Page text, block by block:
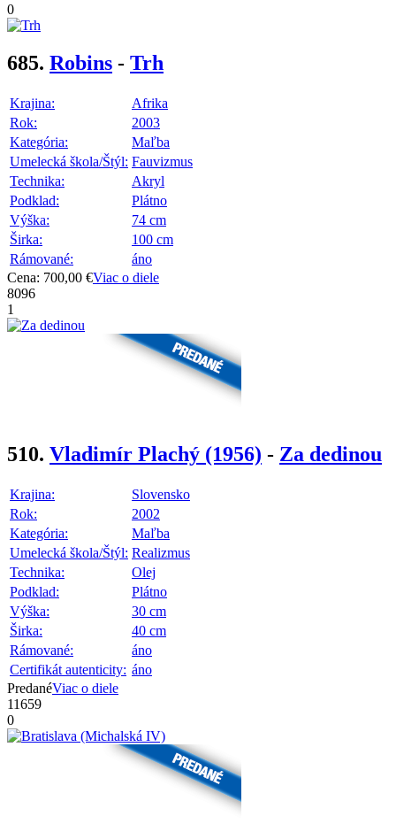
0
685. Robins - Trh
Krajina:
Afrika
Rok:
2003
Kategória:
Maľba
Umelecká škola/Štýl: Fauvizmus
Technika:
Akryl
Podklad:
Plátno
Výška:
74 cm
Širka:
100 cm
Rámované:
áno
Cena: 700,00 €Viac o diele
8096
1
510. Vladimír Plachý (1956) - Za dedinou
Krajina:
Slovensko
Rok:
2002
Kategória:
Maľba
Umelecká škola/Štýl: Realizmus
Technika:
Olej
Podklad:
Plátno
Výška:
30 cm
Širka:
40 cm
Rámované:
áno
Certifikát autenticity: áno
PredanéViac o diele
11659
0